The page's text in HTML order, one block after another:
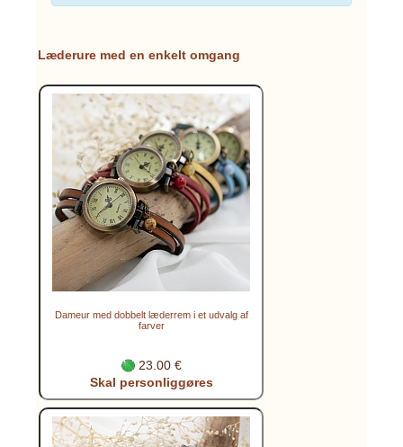
Læderure med en enkelt omgang
Dameur med dobbelt læderrem i et udvalg af
farver
23.00 €
Skal personliggøres